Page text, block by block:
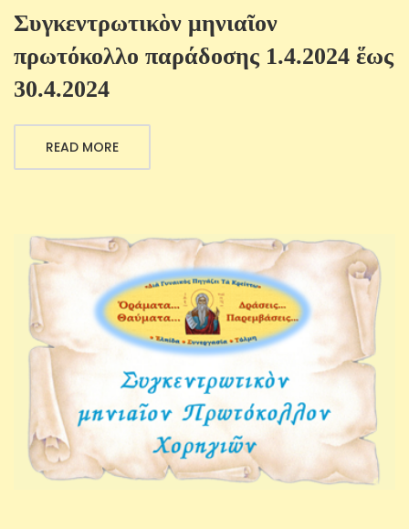
Συγκεντρωτικὸν μηνιαῖον
πρωτόκολλο παράδοσης 1.4.2024 ἕως
30.4.2024
READ MORE